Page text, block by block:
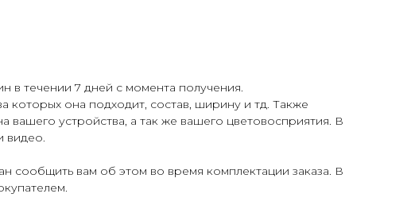
в течении 7 дней с момента получения.
которых она подходит, состав, ширину и тд. Также
вашего устройства, а так же вашего цветовосприятия. В
видео.
сообщить вам об этом во время комплектации заказа. В